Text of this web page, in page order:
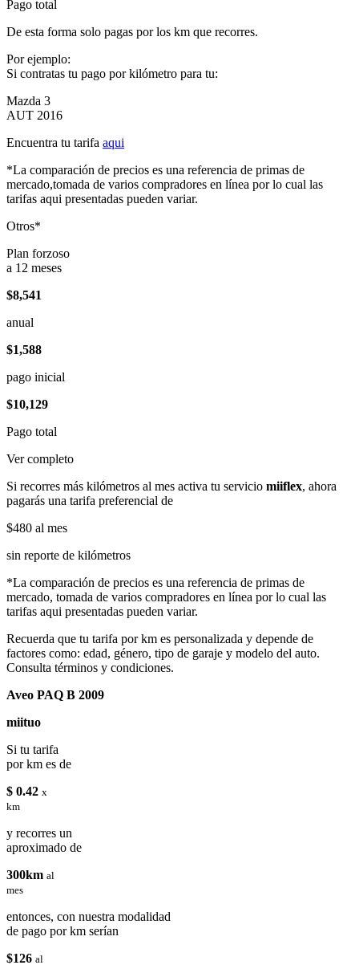
Pago total
De esta forma solo pagas por los km que recorres.
Por ejemplo:
Si contratas tu pago por kilómetro para tu:
Mazda 3
AUT 2016
Encuentra tu tarifa aqui
*La comparación de precios es una referencia de primas de
mercado,tomada de varios compradores en línea por lo cual las
tarifas aqui presentadas pueden variar.
Otros*
Plan forzoso
a 12 meses
$8,541
anual
$1,588
pago inicial
$10,129
Pago total
Ver completo
Si recorres más kilómetros al mes activa tu servicio miiflex, ahora
pagarás una tarifa preferencial de
$480 al mes
sin reporte de kilómetros
*La comparación de precios es una referencia de primas de
mercado, tomada de varios compradores en línea por lo cual las
tarifas aqui presentadas pueden variar.
Recuerda que tu tarifa por km es personalizada y depende de
factores como: edad, género, tipo de garaje y modelo del auto.
Consulta términos y condiciones.
Aveo PAQ B 2009
miituo
Si tu tarifa
por km es de
$ 0.42 x
km
y recorres un
aproximado de
300km al
mes
entonces, con nuestra modalidad
de pago por km serían
$126 al